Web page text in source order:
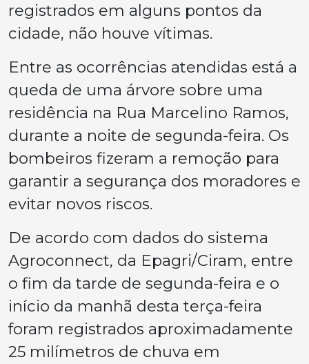
registrados em alguns pontos da
cidade, não houve vítimas.
Entre as ocorrências atendidas está a
queda de uma árvore sobre uma
residência na Rua Marcelino Ramos,
durante a noite de segunda-feira. Os
bombeiros fizeram a remoção para
garantir a segurança dos moradores e
evitar novos riscos.
De acordo com dados do sistema
Agroconnect, da Epagri/Ciram, entre
o fim da tarde de segunda-feira e o
início da manhã desta terça-feira
foram registrados aproximadamente
25 milímetros de chuva em